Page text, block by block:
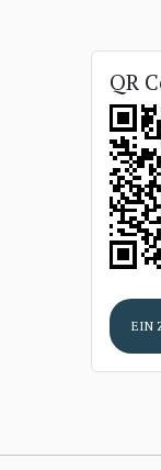
QR
EIN